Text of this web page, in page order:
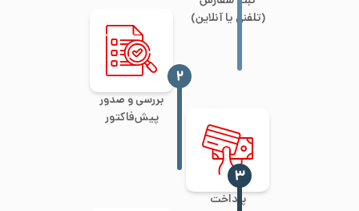
(تلفنی یا آنلاین)
بررسی و صدور
پیش‌فاکتور
‍۲
پرداخت
‍۳